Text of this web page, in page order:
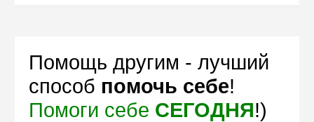
Помощь другим - лучший
способ помочь себе!
Помоги себе СЕГОДНЯ!)